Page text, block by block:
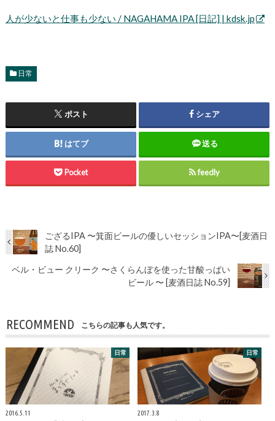
人が少ないと仕事も少ない / NAGAHAMA IPA [日記] | kdsk.jp
日常
ポスト シェア
はてブ 送る
Pocket feedly
ござるIPA 〜箕面ビールの優しいセッションIPA〜[麦酒日
誌 No.60]
ベル・ビュー クリーク 〜さくらんぼを使った甘酸っぱい
ビール 〜 [麦酒日誌 No.59]
RECOMMEND こちらの記事も人気です。
日常
2016.5.11
日常
2017.3.8